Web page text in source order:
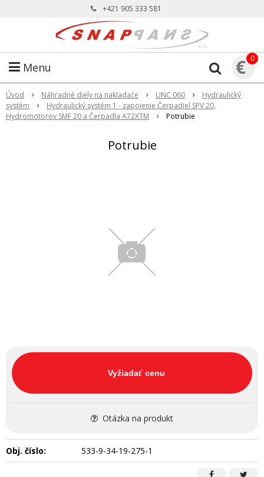
+421 905 333 581
Menu € 0
Úvod Náhradné diely na nakladače UNC 060
Hydraulický
systém
Hydraulický systém 1 - zapojenie Čerpadiel SPV 20,
Hydromotorov SMF 20 a Čerpadla A72XTM
Potrubie
Potrubie
Vyžiadať cenu
Otázka na produkt
Obj. číslo: 533-9-34-19-275-1